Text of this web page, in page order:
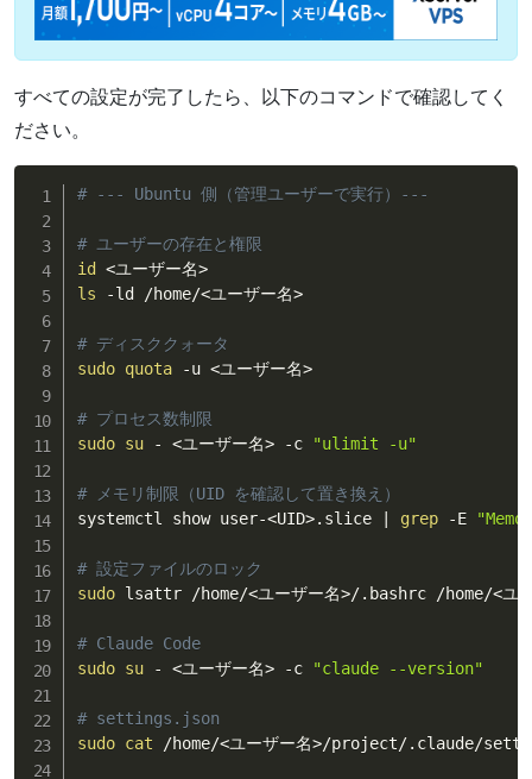
すべての設定が完了したら、以下のコマンドで確認してく
ださい。
# --- Ubuntu 側（管理ユーザーで実行）---
# ユーザーの存在と権限
id
<ユーザー名>
ls -ld /home/<ユーザー名>
# ディスククォータ
sudo quota -u <ユーザー名>
# プロセス数制限
sudo su - <ユーザー名> -c "ulimit -u"
# メモリ制限（UID を確認して置き換え）
systemctl show user-<UID>.slice grep -E
# 設定ファイルのロック
sudo lsattr /home/<ユーザー名>/.bashrc /home/<ユ
# Claude Code
sudo su - <ユーザー名> -c "claude --version"
# settings.json
sudo cat /home/<ユーザー名>/project/.claude/